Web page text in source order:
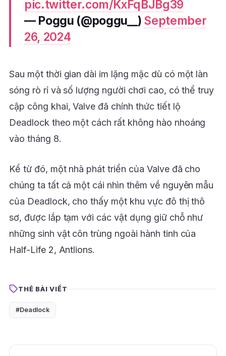
pic.twitter.com/KxFqBJBg39
— Poggu (@poggu__) September
26, 2024
Sau một thời gian dài im lặng mặc dù có một làn
sóng rò rỉ và số lượng người chơi cao, có thể truy
cập công khai, Valve đã chính thức tiết lộ
Deadlock theo một cách rất không hào nhoáng
vào tháng 8.
Kể từ đó, một nhà phát triển của Valve đã cho
chúng ta tất cả một cái nhìn thêm về nguyên mẫu
của Deadlock, cho thấy một khu vực đô thị thô
sơ, được lắp tạm với các vật dụng giữ chỗ như
những sinh vật côn trùng ngoài hành tinh của
Half-Life 2, Antlions.
THẺ BÀI VIẾT
#Deadlock